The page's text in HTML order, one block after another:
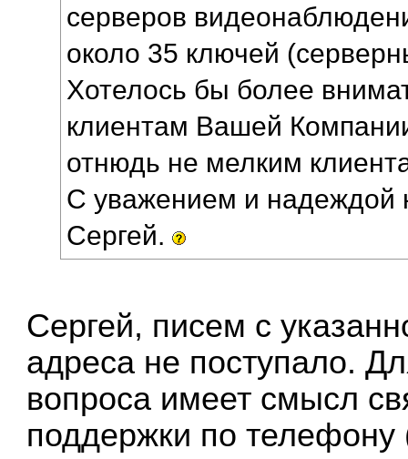
серверов
около 35 ключей
Хотелось бы более
клиентам Вашей
отнюдь не мелким
С уважением и надеждой
Сергей.
Сергей, писем с
адреса не поступало.
вопроса имеет смысл
поддержки по телефону